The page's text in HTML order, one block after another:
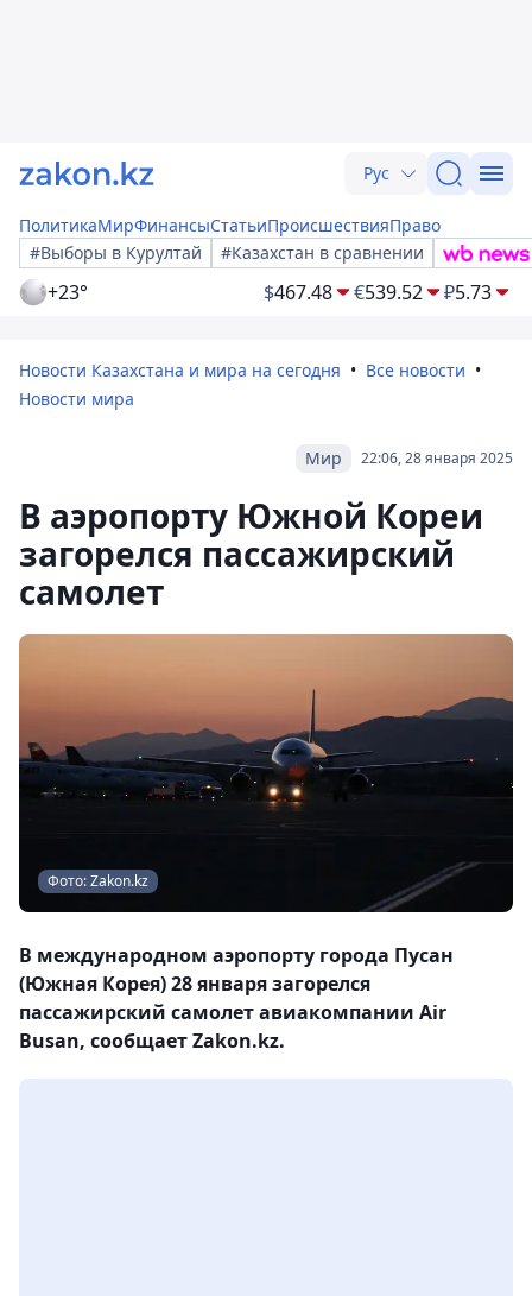
Рус
ПолитикаМирФинансыСтатьиПроисшествияПраво
#Выборы в Курултай
#Казахстан в сравнении
+23° $467.48 €539.52 ₽5.73
Новости Казахстана и мира на сегодня
Все новости
Новости мира
22:06, 28 января 2025
Мир
В аэропорту Южной Кореи
загорелся пассажирский
самолет
Фото: Zakon.kz
В международном аэропорту города Пусан
(Южная Корея) 28 января загорелся
пассажирский самолет авиакомпании Air
Busan, сообщает Zakon.kz.